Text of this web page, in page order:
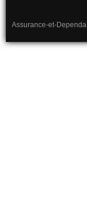
Assurance-et-